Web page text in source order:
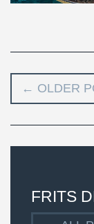
← OLDER
FRITS